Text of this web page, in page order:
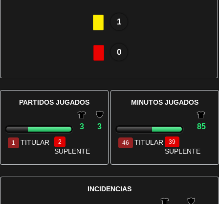
1
0
PARTIDOS JUGADOS
3 3
1 TITULAR 2
SUPLENTE
MINUTOS JUGADOS
85
46 TITULAR 39
SUPLENTE
INCIDENCIAS